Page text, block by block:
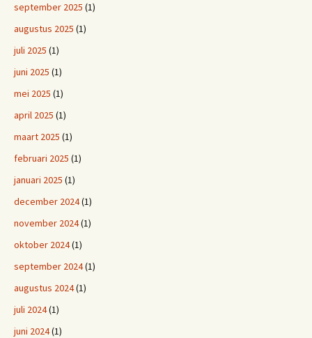
september 2025 (1)
augustus 2025 (1)
juli 2025 (1)
juni 2025 (1)
mei 2025 (1)
april 2025 (1)
maart 2025 (1)
februari 2025 (1)
januari 2025 (1)
december 2024(1)
november 2024(1)
oktober 2024(1)
september 2024(1)
augustus 2024(1)
juli 2024(1)
juni 2024(1)